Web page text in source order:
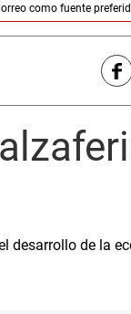
como fuente
desarrollo de la